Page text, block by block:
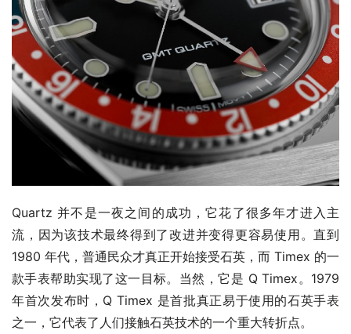
Quartz 并不是一夜之间的成功，它花了很多年才进入主
流，因为该技术最终得到了改进并变得更容易使用。直到
1980 年代，普通民众才真正开始接受石英，而 Timex 的一
款手表帮助实现了这一目标。当然，它是 Q Timex。1979
年首次发布时，Q Timex 是首批真正易于使用的石英手表
之一，它代表了人们接触石英技术的一个重大转折点。